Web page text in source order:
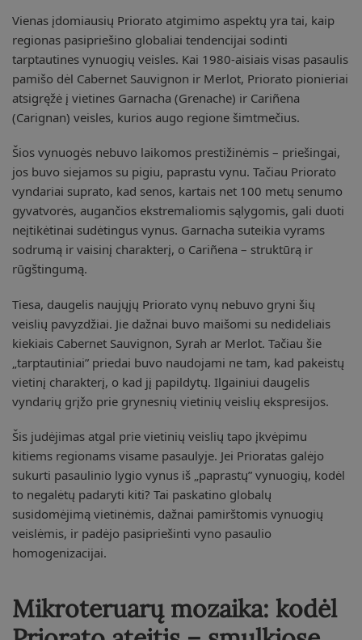
Vienas įdomiausių Priorato atgimimo aspektų yra tai, kaip
regionas pasipriešino globaliai tendencijai sodinti
tarptautines vynuogių veisles. Kai 1980-aisiais visas pasaulis
pamišo dėl Cabernet Sauvignon ir Merlot, Priorato pionieriai
atsigręžė į vietines Garnacha (Grenache) ir Cariñena
(Carignan) veisles, kurios augo regione šimtmečius.
Šios vynuogės nebuvo laikomos prestižinėmis – priešingai,
jos buvo siejamos su pigiu, paprastu vynu. Tačiau Priorato
vyndariai suprato, kad senos, kartais net 100 metų senumo
gyvatvorės, augančios ekstremaliomis sąlygomis, gali duoti
neįtikėtinai sudėtingus vynus. Garnacha suteikia vyrams
sodrumą ir vaisinį charakterį, o Cariñena – struktūrą ir
rūgštingumą.
Tiesa, daugelis naujųjų Priorato vynų nebuvo gryni šių
veislių pavyzdžiai. Jie dažnai buvo maišomi su nedideliais
kiekiais Cabernet Sauvignon, Syrah ar Merlot. Tačiau šie
„tarptautiniai” priedai buvo naudojami ne tam, kad pakeistų
vietinį charakterį, o kad jį papildytų. Ilgainiui daugelis
vyndarių grįžo prie grynesnių vietinių veislių ekspresijos.
Šis judėjimas atgal prie vietinių veislių tapo įkvėpimu
kitiems regionams visame pasaulyje. Jei Prioratas galėjo
sukurti pasaulinio lygio vynus iš „paprastų” vynuogių, kodėl
to negalėtų padaryti kiti? Tai paskatino globalų
susidomėjimą vietinėmis, dažnai pamirštomis vynuogių
veislėmis, ir padėjo pasipriešinti vyno pasaulio
homogenizacijai.
Mikroteruarų mozaika: kodėl